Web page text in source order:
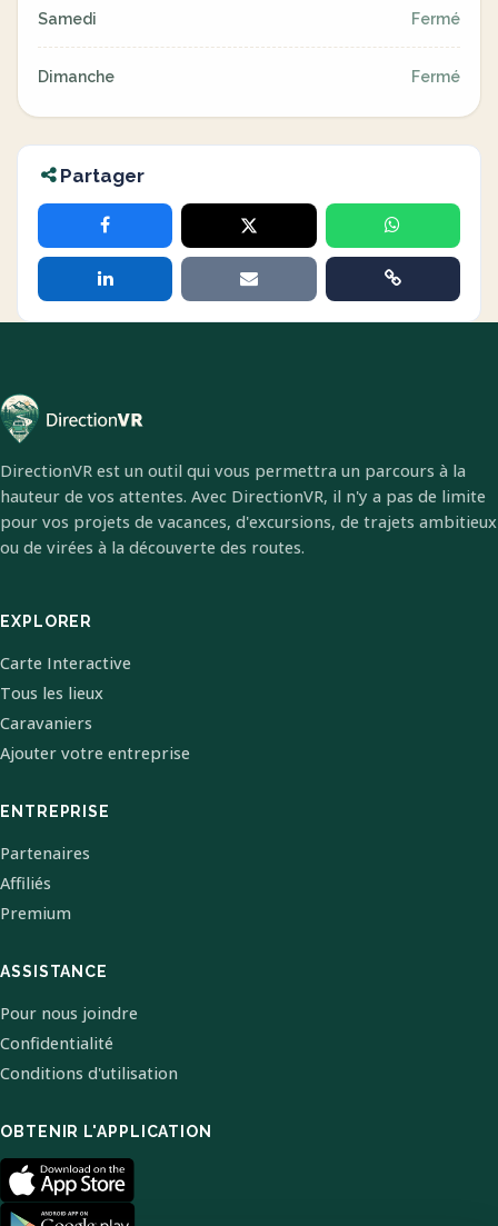
Samedi Fermé
Dimanche Fermé
Partager
DirectionVR est un outil qui vous permettra un parcours à la
hauteur de vos attentes. Avec DirectionVR, il n'y a pas de limite
pour vos projets de vacances, d'excursions, de trajets ambitieux
ou de virées à la découverte des routes.
EXPLORER
Carte Interactive
Tous les lieux
Caravaniers
Ajouter votre entreprise
ENTREPRISE
Partenaires
Affiliés
Premium
ASSISTANCE
Pour nous joindre
Confidentialité
Conditions d'utilisation
OBTENIR L'APPLICATION